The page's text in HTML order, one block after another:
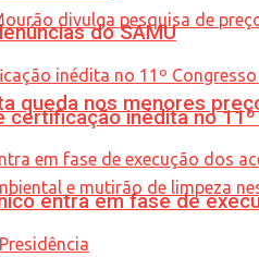
queda nos menores
do SAMU
inédita no
entra em fase de